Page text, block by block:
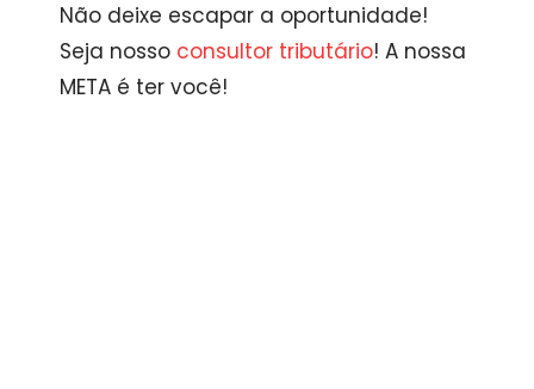
Não deixe escapar a oportunidade!
Seja nosso consultor tributário! A nossa
META é ter você!